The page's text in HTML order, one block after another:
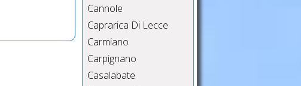
Cannole
Caprarica Di Lecce
Carmiano
Carpignano
Casalabate